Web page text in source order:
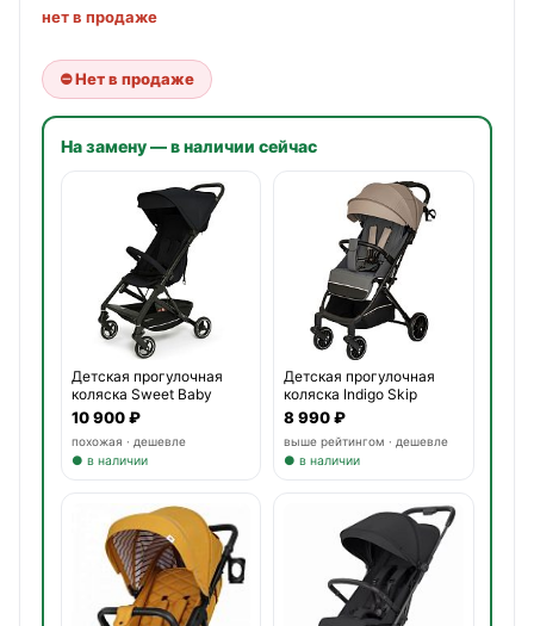
нет в продаже
⛔ Нет в продаже
На замену — в наличии сейчас
Детская прогулочная
коляска Sweet Baby
Grazi
10 900 ₽
похожая · дешевле
● в наличии
Детская прогулочная
коляска Indigo Skip
8 990 ₽
выше рейтингом · дешевле
● в наличии